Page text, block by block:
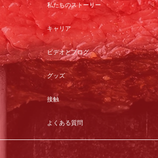
私たちのストーリー
キャリア
ビデオとブログ
グッズ
接触
よくある質問